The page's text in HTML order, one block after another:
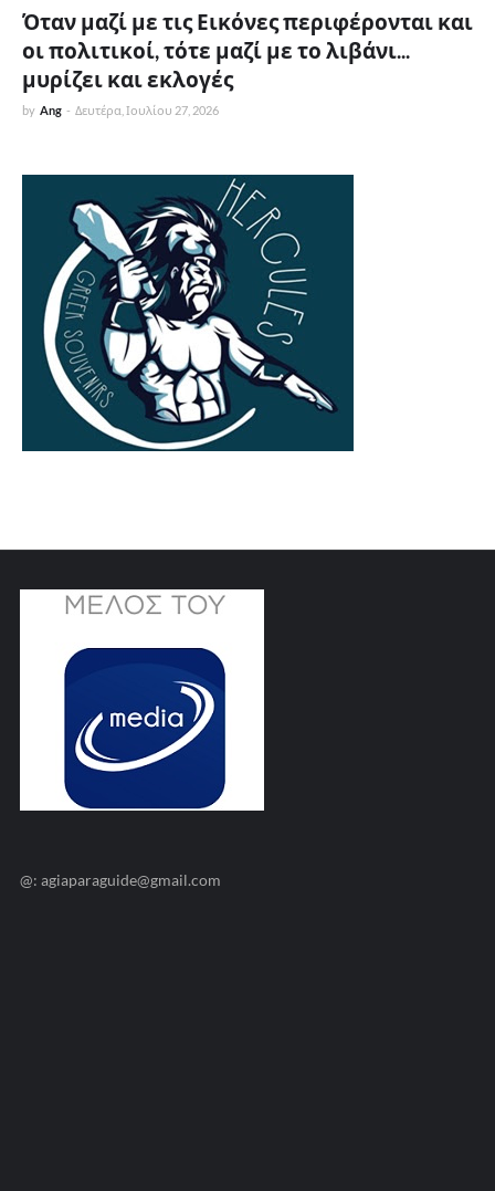
Όταν μαζί με τις Εικόνες περιφέρονται και
οι πολιτικοί, τότε μαζί με το λιβάνι...
μυρίζει και εκλογές
by Ang - Δευτέρα, Ιουλίου 27, 2026
@: agiaparaguide@gmail.com